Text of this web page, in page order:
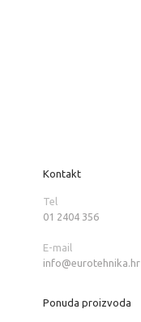
Kontakt
Tel
01 2404 356
E-mail
info@eurotehnika.hr
Ponuda proizvoda